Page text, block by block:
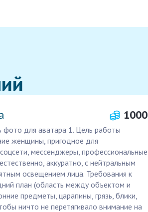
1000
фото для аватара 1. Цель работы
женщины, пригодное для
мессенджеры, профессиональные
аккуратно, с нейтральным
освещением лица. Требования к
план (область между объектом и
предметы, царапины, грязь, блики,
ничто не перетягивало внимание на